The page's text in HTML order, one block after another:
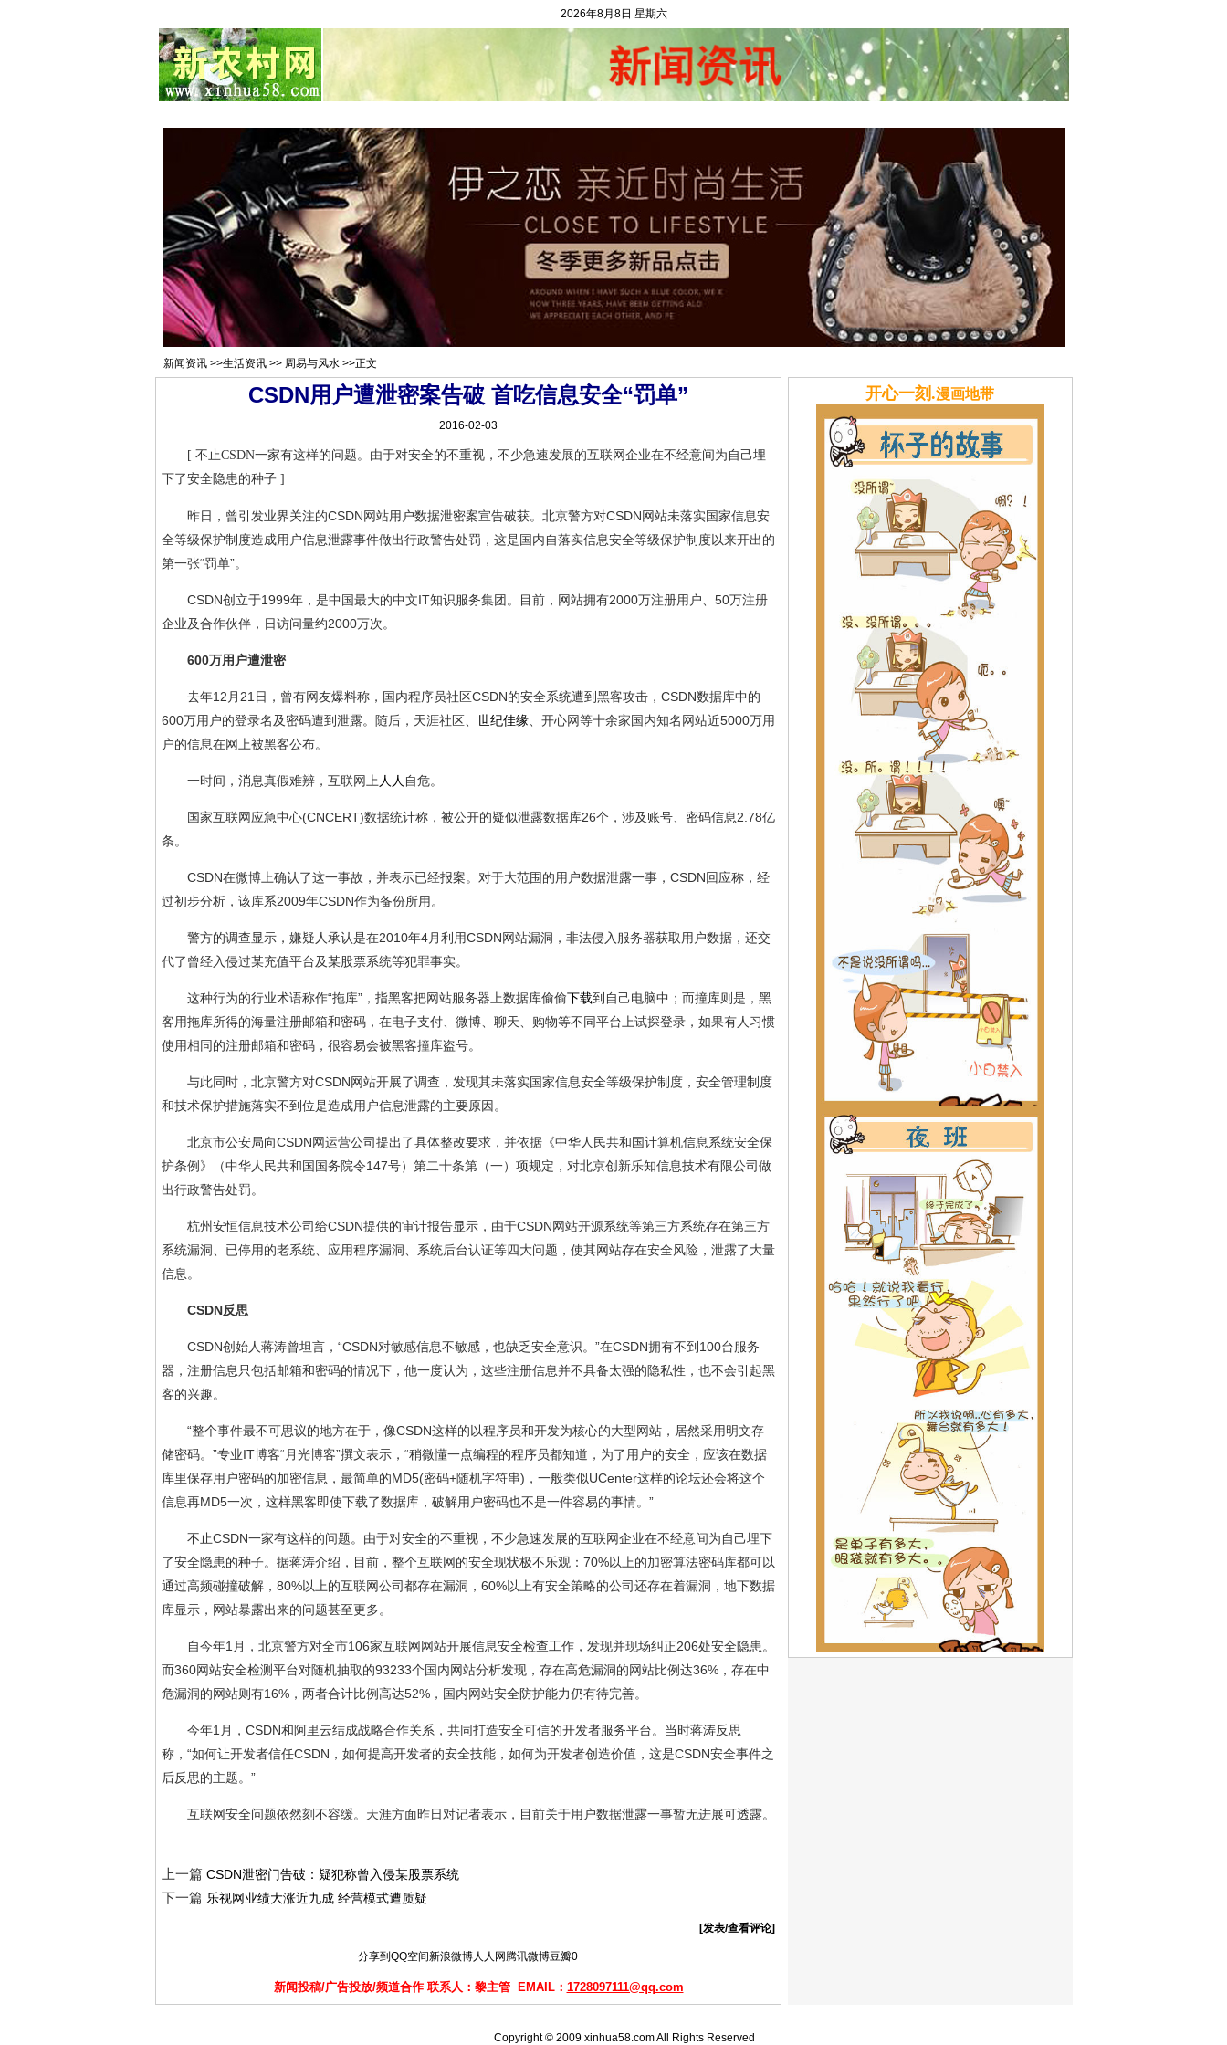
2026年8月8日 星期六
新闻资讯 >>生活资讯>> 周易与风水>>正文
CSDN用户遭泄密案告破 首吃信息安全“罚单”
2016-02-03
[ 不止CSDN一家有这样的问题。由于对安全的不重视，不少急速发展的互联网企业在不经意间为自己埋
下了安全隐患的种子 ]
昨日，曾引发业界关注的CSDN网站用户数据泄密案宣告破获。北京警方对CSDN网站未落实国家信息安
全等级保护制度造成用户信息泄露事件做出行政警告处罚，这是国内自落实信息安全等级保护制度以来开出的
第一张“罚单”。
CSDN创立于1999年，是中国最大的中文IT知识服务集团。目前，网站拥有2000万注册用户、50万注册
企业及合作伙伴，日访问量约2000万次。
600万用户遭泄密
去年12月21日，曾有网友爆料称，国内程序员社区CSDN的安全系统遭到黑客攻击，CSDN数据库中的
600万用户的登录名及密码遭到泄露。随后，天涯社区、 世纪佳缘、开心网等十余家国内知名网站近5000万用
户的信息在网上被黑客公布。
一时间，消息真假难辨，互联网上 人人 自危。
国家互联网应急中心(CNCERT)数据统计称，被公开的疑似泄露数据库26个，涉及账号、密码信息2.78亿
条。
CSDN在微博上确认了这一事故，并表示已经报案。对于大范围的用户数据泄露一事，CSDN回应称，经
过初步分析，该库系2009年CSDN作为备份所用。
警方的调查显示，嫌疑人承认是在2010年4月利用CSDN网站漏洞，非法侵入服务器获取用户数据，还交
代了曾经入侵过某充值平台及某股票系统等犯罪事实。
这种行为的行业术语称作“拖库”，指黑客把网站服务器上数据库偷偷下载到自己电脑中；而撞库则是，黑
客用拖库所得的海量注册邮箱和密码，在电子支付、微博、聊天、购物等不同平台上试探登录，如果有人习惯
使用相同的注册邮箱和密码，很容易会被黑客撞库盗号。
与此同时，北京警方对CSDN网站开展了调查，发现其未落实国家信息安全等级保护制度，安全管理制度
和技术保护措施落实不到位是造成用户信息泄露的主要原因。
北京市公安局向CSDN网运营公司提出了具体整改要求，并依据《中华人民共和国计算机信息系统安全保
护条例》（中华人民共和国国务院令147号）第二十条第（一）项规定，对北京创新乐知信息技术有限公司做
出行政警告处罚。
杭州安恒信息技术公司给CSDN提供的审计报告显示，由于CSDN网站开源系统等第三方系统存在第三方
系统漏洞、已停用的老系统、应用程序漏洞、系统后台认证等四大问题，使其网站存在安全风险，泄露了大量
信息。
CSDN反思
CSDN创始人蒋涛曾坦言，“CSDN对敏感信息不敏感，也缺乏安全意识。”在CSDN拥有不到100台服务
器，注册信息只包括邮箱和密码的情况下，他一度认为，这些注册信息并不具备太强的隐私性，也不会引起黑
客的兴趣。
“整个事件最不可思议的地方在于，像CSDN这样的以程序员和开发为核心的大型网站，居然采用明文存
储密码。”专业IT博客“月光博客”撰文表示，“稍微懂一点编程的程序员都知道，为了用户的安全，应该在数据
库里保存用户密码的加密信息，最简单的MD5(密码+随机字符串)，一般类似UCenter这样的论坛还会将这个
信息再MD5一次，这样黑客即使下载了数据库，破解用户密码也不是一件容易的事情。”
不止CSDN一家有这样的问题。由于对安全的不重视，不少急速发展的互联网企业在不经意间为自己埋下
了安全隐患的种子。据蒋涛介绍，目前，整个互联网的安全现状极不乐观：70%以上的加密算法密码库都可以
通过高频碰撞破解，80%以上的互联网公司都存在漏洞，60%以上有安全策略的公司还存在着漏洞，地下数据
库显示，网站暴露出来的问题甚至更多。
自今年1月，北京警方对全市106家互联网网站开展信息安全检查工作，发现并现场纠正206处安全隐患。
而360网站安全检测平台对随机抽取的93233个国内网站分析发现，存在高危漏洞的网站比例达36%，存在中
危漏洞的网站则有16%，两者合计比例高达52%，国内网站安全防护能力仍有待完善。
今年1月，CSDN和阿里云结成战略合作关系，共同打造安全可信的开发者服务平台。当时蒋涛反思
称，“如何让开发者信任CSDN，如何提高开发者的安全技能，如何为开发者创造价值，这是CSDN安全事件之
后反思的主题。”
互联网安全问题依然刻不容缓。天涯方面昨日对记者表示，目前关于用户数据泄露一事暂无进展可透露。
上一篇 CSDN泄密门告破：疑犯称曾入侵某股票系统
下一篇 乐视网业绩大涨近九成 经营模式遭质疑
[发表/查看评论]
分享到 QQ空间新浪微博人人网 腾讯微博豆瓣0
新闻投稿/广告投放/频道合作 联系人：黎主管 EMAIL： 1728097111@qq.com
开心一刻.漫画地带
Copyright © 2009 xinhua58.com All Rights Reserved